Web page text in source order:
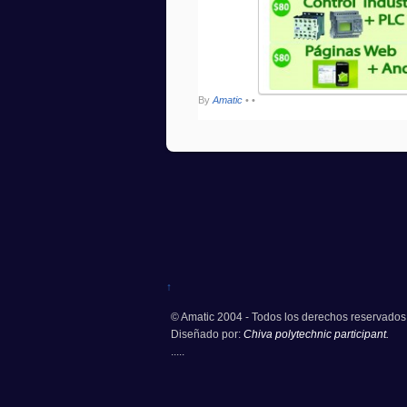
By Amatic • •
↑
© Amatic 2004 - Todos los derechos
Diseñado por: Chiva polytechnic participant.